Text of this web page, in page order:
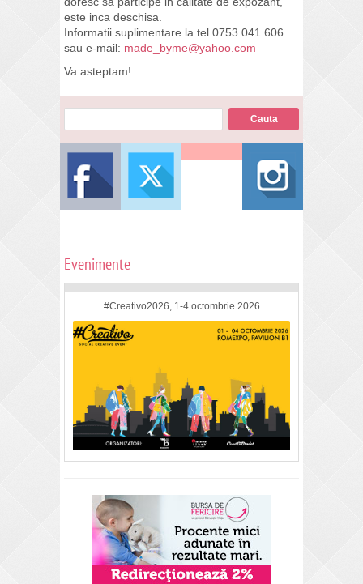
este inca deschisa.
Informatii suplimentare la tel 0753.041.606
sau e-mail: made_byme@yahoo.com
Va asteptam!
Evenimente
#Creativo2026, 1-4 octombrie 2026